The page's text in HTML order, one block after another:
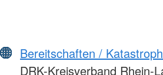
Bereitschaften /
DRK-Kreisverband Rhein-